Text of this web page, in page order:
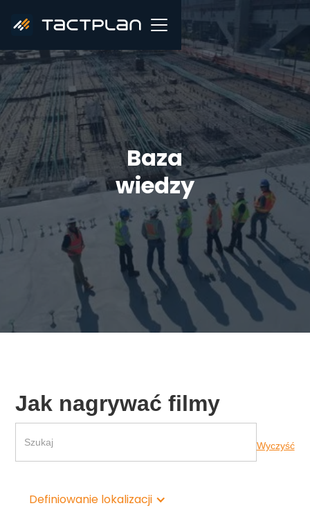
Baza
wiedzy
Jak nagrywać filmy
Wyczyść
Definiowanie lokalizacji